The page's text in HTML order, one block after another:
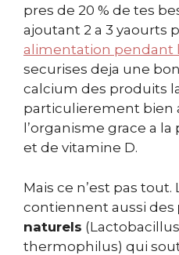
pres de 20 % de tes
ajoutant 2 a 3 yaourts
alimentation pendant
securises deja une
calcium des produits
particulierement bien
l’organisme grace a
et de vitamine D.
Mais ce n’est pas tout.
contiennent aussi des
naturels
thermophilus) qui